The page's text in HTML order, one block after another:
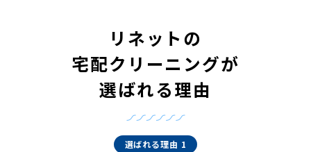
リネットの
宅配クリーニングが
選ばれる理由
選ばれる理由 1